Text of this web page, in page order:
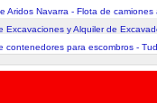
Aridos Navarra - Flota de camiones
Excavaciones y Alquiler de
contenedores para escombros -